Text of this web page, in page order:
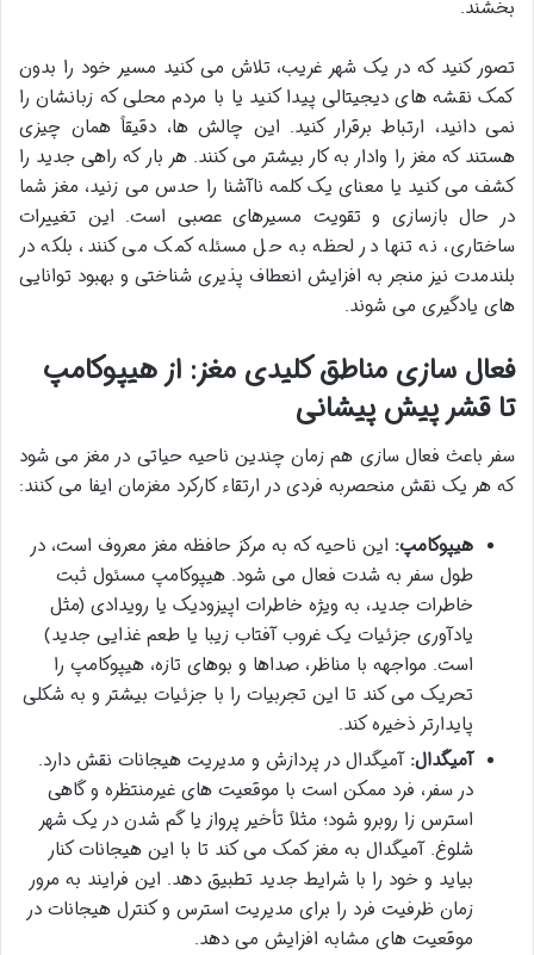
بخشند.
تصور کنید که در یک شهر غریب، تلاش می کنید مسیر خود را بدون
کمک نقشه های دیجیتالی پیدا کنید یا با مردم محلی که زبانشان را
نمی دانید، ارتباط برقرار کنید. این چالش ها، دقیقاً همان چیزی
هستند که مغز را وادار به کار بیشتر می کنند. هر بار که راهی جدید را
کشف می کنید یا معنای یک کلمه ناآشنا را حدس می زنید، مغز شما
در حال بازسازی و تقویت مسیرهای عصبی است. این تغییرات
ساختاری، نه تنها در لحظه به حل مسئله کمک می کنند، بلکه در
بلندمدت نیز منجر به افزایش انعطاف پذیری شناختی و بهبود توانایی
های یادگیری می شوند.
فعال سازی مناطق کلیدی مغز: از هیپوکامپ
تا قشر پیش پیشانی
سفر باعث فعال سازی هم زمان چندین ناحیه حیاتی در مغز می شود
که هر یک نقش منحصربه فردی در ارتقاء کارکرد مغزمان ایفا می کنند:
هیپوکامپ: این ناحیه که به مرکز حافظه مغز معروف است، در
طول سفر به شدت فعال می شود. هیپوکامپ مسئول ثبت
خاطرات جدید، به ویژه خاطرات اپیزودیک یا رویدادی (مثل
یادآوری جزئیات یک غروب آفتاب زیبا یا طعم غذایی جدید)
است. مواجهه با مناظر، صداها و بوهای تازه، هیپوکامپ را
تحریک می کند تا این تجربیات را با جزئیات بیشتر و به شکلی
پایدارتر ذخیره کند.
آمیگدال: آمیگدال در پردازش و مدیریت هیجانات نقش دارد.
در سفر، فرد ممکن است با موقعیت های غیرمنتظره و گاهی
استرس زا روبرو شود؛ مثلاً تأخیر پرواز یا گم شدن در یک شهر
شلوغ. آمیگدال به مغز کمک می کند تا با این هیجانات کنار
بیاید و خود را با شرایط جدید تطبیق دهد. این فرایند به مرور
زمان ظرفیت فرد را برای مدیریت استرس و کنترل هیجانات در
موقعیت های مشابه افزایش می دهد.